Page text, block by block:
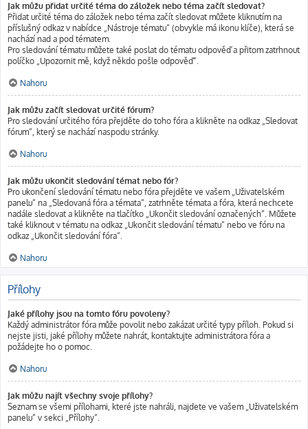
Jak můžu přidat určité téma do záložek nebo téma začít sledovat?
Přidat určité téma do záložek nebo téma začít sledovat můžete kliknutím na
příslušný odkaz v nabídce „Nástroje tématu“ (obvykle má ikonu klíče), která se
nachází nad a pod tématem.
Pro sledování tématu můžete také poslat do tématu odpověď a přitom zatrhnout
políčko „Upozornit mě, když někdo pošle odpověď“.
Nahoru
Jak můžu začít sledovat určité fórum?
Pro sledování určitého fóra přejděte do toho fóra a klikněte na odkaz „Sledovat
fórum“, který se nachází naspodu stránky.
Nahoru
Jak můžu ukončit sledování témat nebo fór?
Pro ukončení sledování tématu nebo fóra přejděte ve vašem „Uživatelském
panelu“ na „Sledovaná fóra a témata“, zatrhněte témata a fóra, která nechcete
nadále sledovat a klikněte na tlačítko „Ukončit sledování označených“. Můžete
také kliknout v tématu na odkaz „Ukončit sledování tématu“ nebo ve fóru na
odkaz „Ukončit sledování fóra“.
Nahoru
Přílohy
Jaké přílohy jsou na tomto fóru povoleny?
Každý administrátor fóra může povolit nebo zakázat určité typy příloh. Pokud si
nejste jisti, jaké přílohy můžete nahrát, kontaktujte administrátora fóra a
požádejte ho o pomoc.
Nahoru
Jak můžu najít všechny svoje přílohy?
Seznam se všemi přílohami, které jste nahráli, najdete ve vašem „Uživatelském
panelu“ v sekci „Přílohy“.